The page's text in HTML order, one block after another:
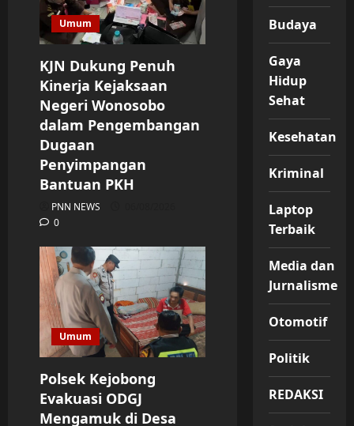
Umum
KJN Dukung Penuh
Kinerja Kejaksaan
Negeri Wonosobo
dalam Pengembangan
Dugaan
Penyimpangan
Bantuan PKH
PNN NEWS
0
Umum
Polsek Kejobong
Evakuasi ODGJ
Mengamuk di Desa
Budaya
Gaya
Hidup
Sehat
Kesehatan
Kriminal
Laptop
Terbaik
Media dan
Jurnalisme
Otomotif
Politik
REDAKSI